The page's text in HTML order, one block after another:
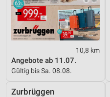
10,8 km
Angebote ab 11.07.
Gültig bis Sa. 08.08.
Zurbrüggen
Notwendig
Performance
Funktional
Werbung